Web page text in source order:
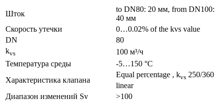
Шток
to DN80: 20 мм, from DN100:
40 мм
Скорость утечки
0…0.02% of the kvs value
DN
80
kvs
100 м³/ч
Температура среды
-5…150 °C
Характеристика клапана
Equal percentage , kvs 250/360
linear
Диапазон изменений Sv
>100